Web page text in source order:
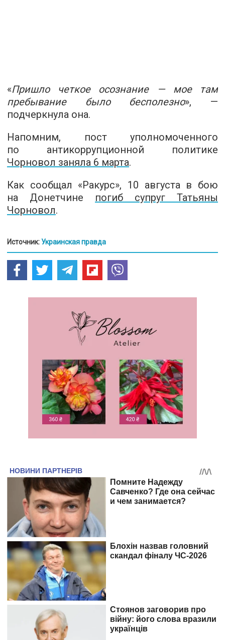
«Пришло четкое осознание — мое там
пребывание было бесполезно», —
подчеркнула она.
Напомним, пост уполномоченного
по антикоррупционной политике
Чорновол заняла 6 марта.
Как сообщал «Ракурс», 10 августа в бою
на Донетчине погиб супруг Татьяны
Чорновол.
Источник: Украинская правда